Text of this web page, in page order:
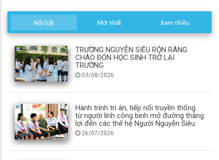
Nổi bật Mới nhất Xem nhiều
TRƯỜNG NGUYỄN SIÊU RỘN RÀNG
CHÀO ĐÓN HỌC SINH TRỞ LẠI
TRƯỜNG
03/08/2026
Hành trình tri ân, tiếp nối truyền thống
từ người lính công binh mở đường thắng
lợi đến các thế hệ Người Nguyễn Siêu
26/07/2026